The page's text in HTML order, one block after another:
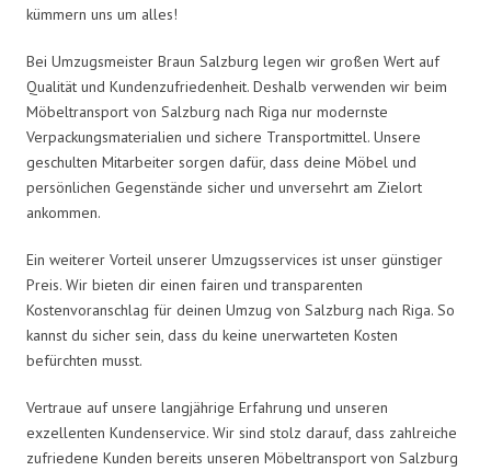
kümmern uns um alles!
Bei Umzugsmeister Braun Salzburg legen wir großen Wert auf
Qualität und Kundenzufriedenheit. Deshalb verwenden wir beim
Möbeltransport von Salzburg nach Riga nur modernste
Verpackungsmaterialien und sichere Transportmittel. Unsere
geschulten Mitarbeiter sorgen dafür, dass deine Möbel und
persönlichen Gegenstände sicher und unversehrt am Zielort
ankommen.
Ein weiterer Vorteil unserer Umzugsservices ist unser günstiger
Preis. Wir bieten dir einen fairen und transparenten
Kostenvoranschlag für deinen Umzug von Salzburg nach Riga. So
kannst du sicher sein, dass du keine unerwarteten Kosten
befürchten musst.
Vertraue auf unsere langjährige Erfahrung und unseren
exzellenten Kundenservice. Wir sind stolz darauf, dass zahlreiche
zufriedene Kunden bereits unseren Möbeltransport von Salzburg